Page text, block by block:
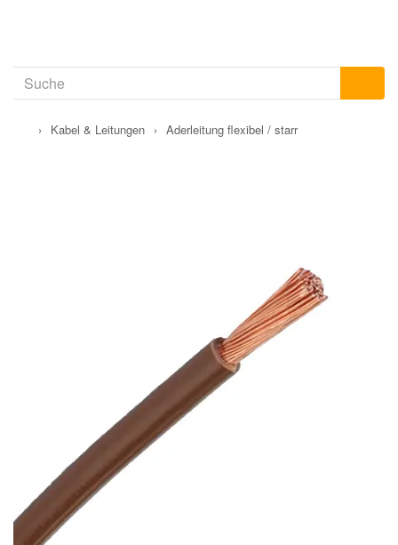
› Kabel & Leitungen › Aderleitung flexibel / starr